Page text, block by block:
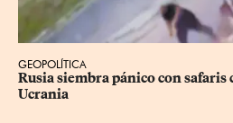
GEOPOLÍTICA
Rusia siembra pánico con
Ucrania